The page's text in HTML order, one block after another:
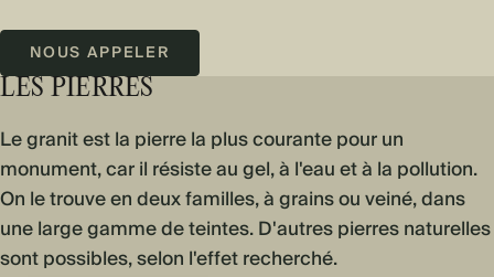
NOUS APPELER
LES PIERRES
Le granit est la pierre la plus courante pour un
monument, car il résiste au gel, à l'eau et à la pollution.
On le trouve en deux familles, à grains ou veiné, dans
une large gamme de teintes. D'autres pierres naturelles
sont possibles, selon l'effet recherché.